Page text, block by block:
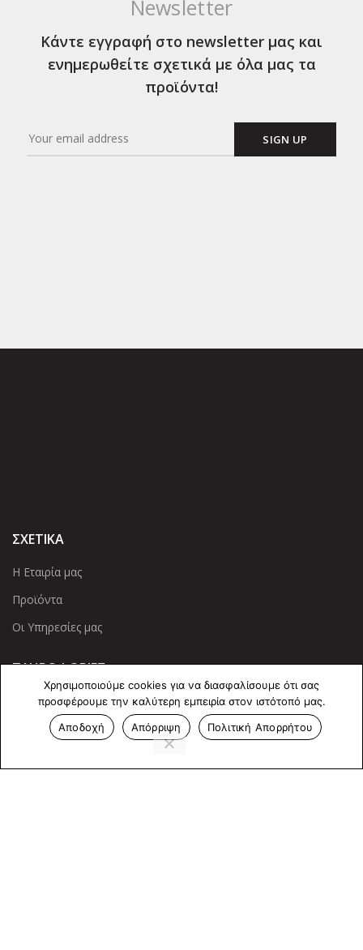
Newsletter
Κάντε εγγραφή στο newsletter μας και
ενημερωθείτε σχετικά με όλα μας τα
προϊόντα!
ΣΧΕΤΙΚΑ
Η Εταιρία μας
Προϊόντα
Οι Υπηρεσίες μας
ΠΛΗΡΟΦΟΡΙΕΣ
Πολιτική Απορρήτου
Cookies
Χρησιμοποιούμε cookies για να διασφαλίσουμε ότι σας
προσφέρουμε την καλύτερη εμπειρία στον ιστότοπό μας.
Αποδοχή
Απόρριψη Πολιτική Απορρήτου